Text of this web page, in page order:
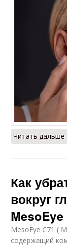
Читать
Как
вокруг
MesoEye
MesoEye C71 (
содержащий